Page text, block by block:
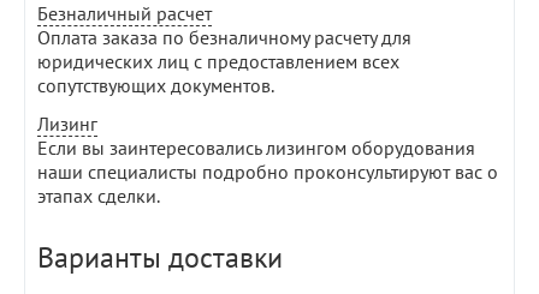
Безналичный расчет
Оплата заказа по безналичному расчету для
юридических лиц с предоставлением всех
сопутствующих документов.
Лизинг
Если вы заинтересовались лизингом оборудования
наши специалисты подробно проконсультируют вас о
этапах сделки.
Варианты доставки